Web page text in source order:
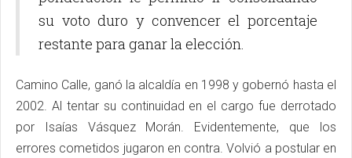
su voto duro y convencer el porcentaje
restante para ganar la elección.
Camino Calle, ganó la alcaldía en 1998 y gobernó hasta el
2002. Al tentar su continuidad en el cargo fue derrotado
por Isaías Vásquez Morán. Evidentemente, que los
errores cometidos jugaron en contra. Volvió a postular en